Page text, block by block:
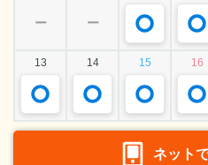
ー ー
13 14 15 16
ネット